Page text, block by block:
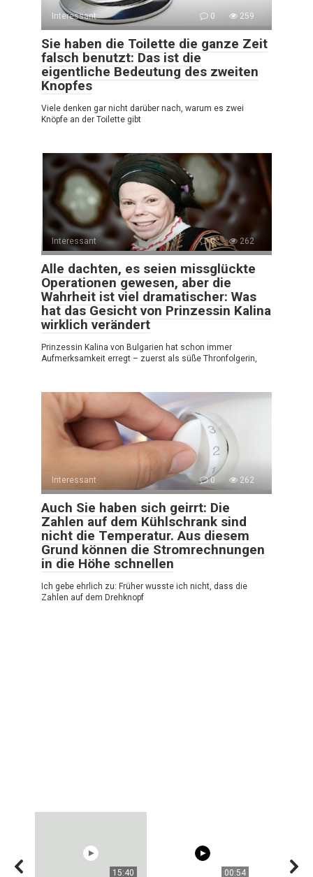
Interessant 0 259
Sie haben die Toilette die ganze Zeit
falsch benutzt: Das ist die
eigentliche Bedeutung des zweiten
Knopfes
Viele denken gar nicht darüber nach, warum es zwei
Knöpfe an der Toilette gibt
Interessant 0 262
Alle dachten, es seien missglückte
Operationen gewesen, aber die
Wahrheit ist viel dramatischer: Was
hat das Gesicht von Prinzessin Kalina
wirklich verändert
Prinzessin Kalina von Bulgarien hat schon immer
Aufmerksamkeit erregt – zuerst als süße Thronfolgerin,
Interessant 0 262
Auch Sie haben sich geirrt: Die
Zahlen auf dem Kühlschrank sind
nicht die Temperatur. Aus diesem
Grund können die Stromrechnungen
in die Höhe schnellen
Ich gebe ehrlich zu: Früher wusste ich nicht, dass die
Zahlen auf dem Drehknopf
15:40 00:54